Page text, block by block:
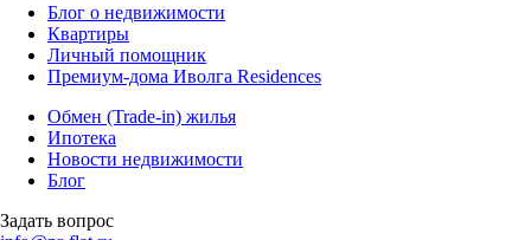
Блог о недвижимости
Квартиры
Личный помощник
Премиум-дома Иволга Residences
Обмен (Trade-in) жилья
Ипотека
Новости недвижимости
Блог
Задать вопрос